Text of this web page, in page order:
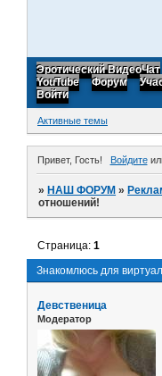
Эротический ВидеоЧат
YouTube
Форум
Войти
Активные темы
Привет, Гость! Войдите
»НАШ ФОРУМ »
отношений!
Знакомлюсь для
Страница:1
Девственица
Модератор